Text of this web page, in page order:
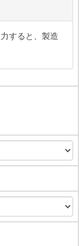
力すると、製造